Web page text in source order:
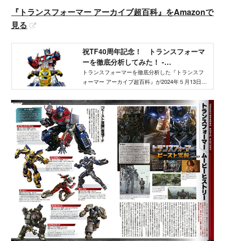
『トランスフォーマー アーカイブ超百科』をAmazonで
見る
祝TF40周年記念！ トランスフォーマ
ーを徹底分析してみた！ -
TELEMAGA.net｜講談社
トランスフォーマーを徹底分析した『トランスフ
ォーマー アーカイブ超百科』が2024年５月13日に
べて深掘りし、おもちゃのカタログも付いていま
す。その魅力に迫ります。